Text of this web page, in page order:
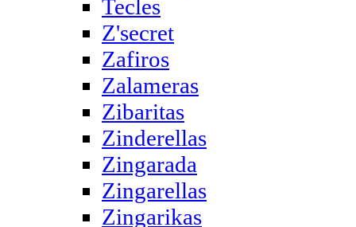
Tecles
Z'secret
Zafiros
Zalameras
Zibaritas
Zinderellas
Zingarada
Zingarellas
Zingarikas